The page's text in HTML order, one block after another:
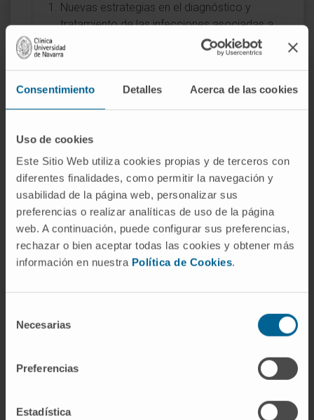
Consentimiento Detalles Acerca de las cookies
Uso de cookies
Este Sitio Web utiliza cookies propias y de terceros con
diferentes finalidades, como permitir la navegación y
usabilidad de la página web, personalizar sus
preferencias o realizar analíticas de uso de la página
web. A continuación, puede configurar sus preferencias,
rechazar o bien aceptar todas las cookies y obtener más
información en nuestra Política de Cookies.
Necesarias
Preferencias
Estadística
Nuevas estrategias en el diagnóstico y
tratamiento de las infecciones asociadas a
dispositivos biomédicos.
Bioingenieria para el diagnóstico y
tratamiento de las infecciones asociadas a
dispositivos biomédicos.
Diagnóstico y tratamiento de la infección
Nuevas estrategias de control de la
Prevención, diagnóstico y tratamiento de la
infección por SARSCoV2.
Actividad
En docencia
Medicina de la Universidad de Navarra
(Mecanismos de Enfermedad por agentes